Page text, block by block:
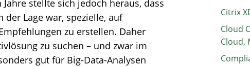
stellte sich jedoch heraus, dass
Lage war, spezielle, auf
zu erstellen. Daher
zu suchen – und zwar im
gut für Big-Data-Analysen
Citrix
Cloud
Cloud,